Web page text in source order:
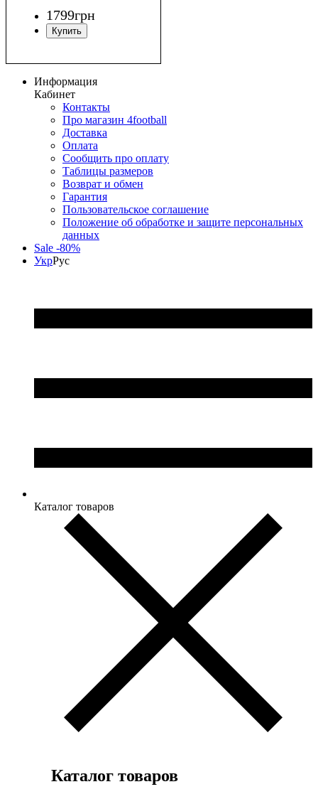
1799грн
Информация
Кабинет
Контакты
Про магазин 4football
Доставка
Оплата
Сообщить про оплату
Таблицы размеров
Возврат и обмен
Гарантия
Пользовательское соглашение
Положение об обработке и защите персональных
данных
Sale -80%
УкрРус
Каталог товаров
Каталог товаров